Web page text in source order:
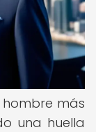
más
una huella